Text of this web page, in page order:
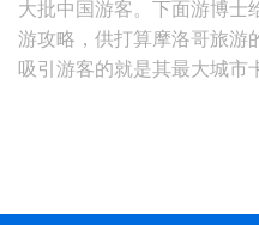
大批中国游客。下面游博士
游攻略，供打算摩洛哥旅游
吸引游客的就是其最大城市